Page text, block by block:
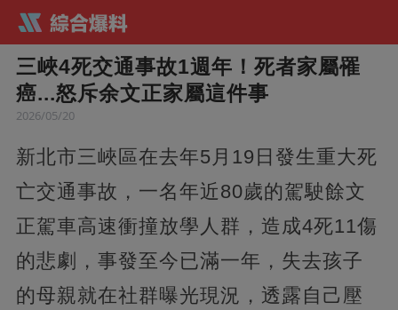
三峽4死交通事故1週年！死者家屬罹
癌...怒斥余文正家屬這件事
2026/05/20
新北市三峽區在去年5月19日發生重大死
亡交通事故，一名年近80歲的駕駛餘文
正駕車高速衝撞放學人群，造成4死11傷
的悲劇，事發至今已滿一年，失去孩子
的母親就在社群曝光現況，透露自己壓